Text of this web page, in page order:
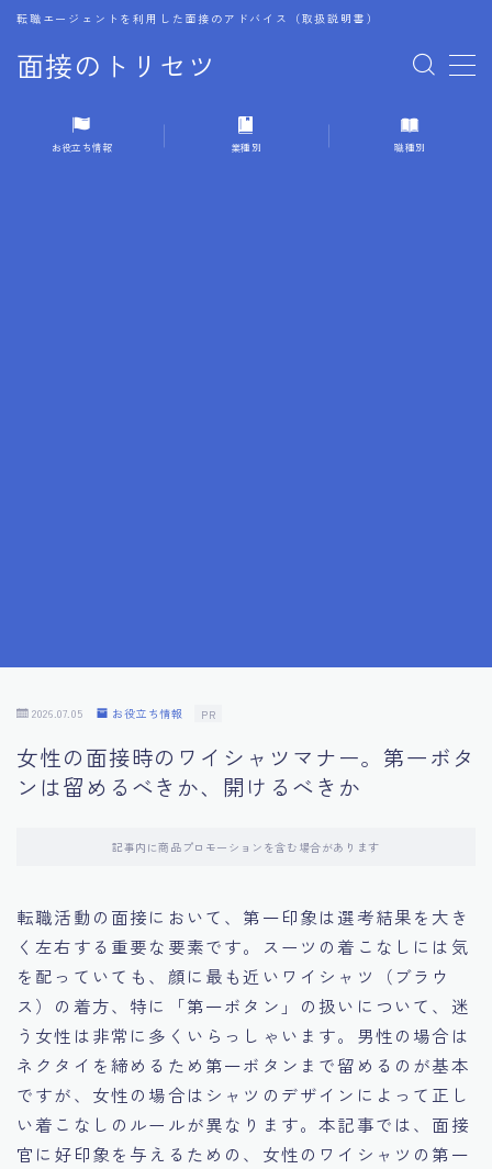
面接のトリセツ
転職エージェントを利用した面接のアドバイス（取扱説明書）
MENU
1.成功する面接戦略
10.フィードバックを活用する方法
11.オンライン面接の成功への鍵
14.キャリアアップのための面接戦略
15.職場適応力をアピールする方法
16.エージェントと良好な関係を築く方法
17.面接でブランクを効果的に伝える方法
お役立ち情報 業種別 職種別
2026.07.05 お役立ち情報 PR
女性の面接時のワイシャツマナー。第一ボタ
ンは留めるべきか、開けるべきか
記事内に商品プロモーションを含む場合があります
転職活動の面接において、第一印象は選考結果を大き
く左右する重要な要素です。スーツの着こなしには気
を配っていても、顔に最も近いワイシャツ（ブラウ
ス）の着方、特に「第一ボタン」の扱いについて、迷
う女性は非常に多くいらっしゃいます。男性の場合は
ネクタイを締めるため第一ボタンまで留めるのが基本
ですが、女性の場合はシャツのデザインによって正し
い着こなしのルールが異なります。本記事では、面接
官に好印象を与えるための、女性のワイシャツの第一